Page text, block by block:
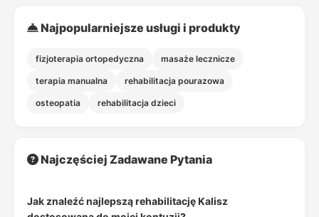
Najpopularniejsze usługi i produkty
fizjoterapia ortopedyczna masaże lecznicze
terapia manualna rehabilitacja pourazowa
osteopatia rehabilitacja dzieci
Najczęściej Zadawane Pytania
Jak znaleźć najlepszą rehabilitację Kalisz